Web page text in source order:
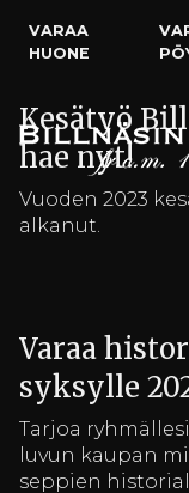
VARAA
HUONE
Kesätyö
hae nyt!
Vuoden 2023
alkanut.
Varaa
syksylle
Tarjoa
luvun kaupan
seppien